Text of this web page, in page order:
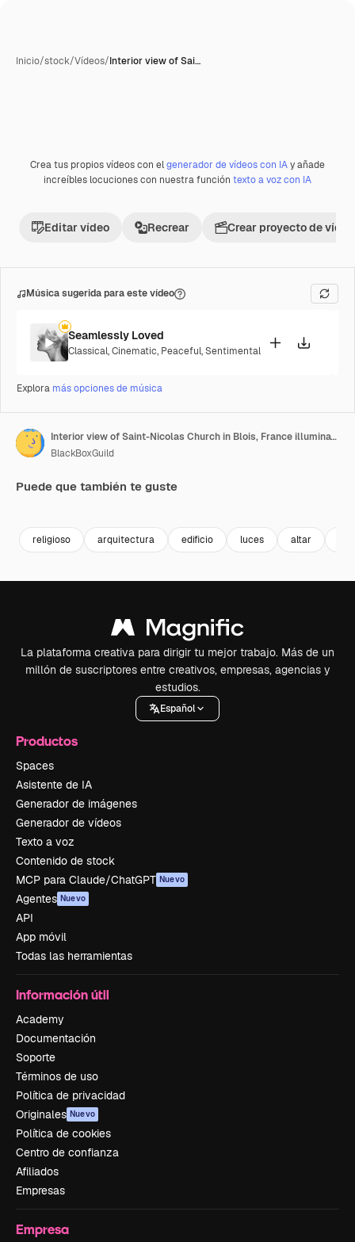
Inicio/stock/Vídeos/Interior view of Sai…
Premium
Crea tus propios vídeos con elgenerador de vídeos con IAy añade
increíbles locuciones con nuestra función texto a voz con IA
Editar vídeo Recrear Crear proyecto de vídeo
Música sugerida para este vídeo
Seamlessly Loved
Classical,Cinematic, Peaceful,Sentimental
Explora más opciones de música
Interior view of Saint-Nicolas Church in Blois, France illuminated with lights. Romanesque style church.
BlackBoxGuild
Puede que también te guste
religioso arquitectura edificio luces altar
La plataforma creativa para dirigir tu mejor trabajo. Más de un
millón de suscriptores entre creativos, empresas, agencias y
estudios.
Español
Productos
Spaces
Asistente de IA
Generador de imágenes
Generador de vídeos
Texto a voz
Contenido de stock
MCP para Claude/ChatGPT Nuevo
Agentes Nuevo
API
App móvil
Todas las herramientas
Información útil
Academy
Documentación
Soporte
Términos de uso
Política de privacidad
Originales Nuevo
Política de cookies
Centro de confianza
Afiliados
Empresas
Empresa